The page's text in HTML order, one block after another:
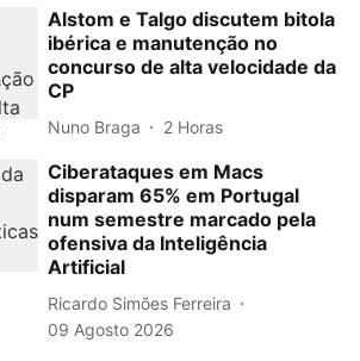
Alstom e Talgo discutem bitola
ibérica e manutenção no
concurso de alta velocidade da
CP
Nuno Braga 2 Horas
Ciberataques em Macs
disparam 65% em Portugal
num semestre marcado pela
ofensiva da Inteligência
Artificial
Ricardo Simões Ferreira
09 Agosto 2026